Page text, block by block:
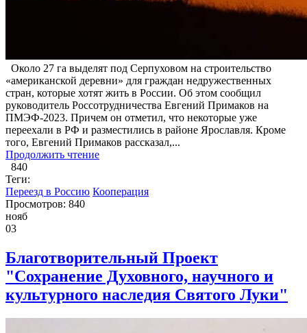
Около 27 га выделят под Серпуховом на строительство
«американской деревни» для граждан недружественных
стран, которые хотят жить в России. Об этом сообщил
руководитель Россотрудничества Евгений Примаков на
ПМЭФ-2023. Причем он отметил, что некоторые уже
переехали в РФ и разместились в районе Ярославля. Кроме
того, Евгений Примаков рассказал,...
Продолжить чтение
840
Теги:
Переезд в Россию Кооперация
Просмотров: 840
нояб
03
Благотворительный Проект
"Сохранение Духовного, научного и
культурного наследия Святого Луки"